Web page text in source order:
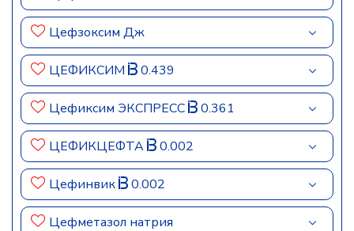
Цефзоксим Дж
ЦЕФИКСИМ 0.439
Цефиксим ЭКСПРЕСС 0.361
ЦЕФИКЦЕФТА 0.002
Цефинвик 0.002
Цефметазол натрия